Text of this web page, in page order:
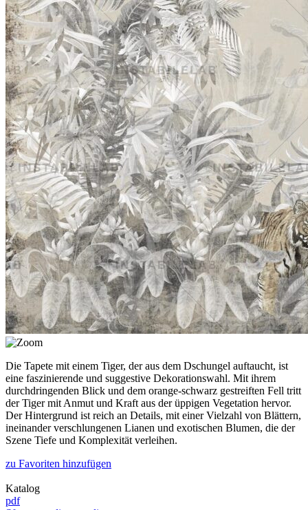
Die Tapete mit einem Tiger, der aus dem Dschungel auftaucht, ist
eine faszinierende und suggestive Dekorationswahl. Mit ihrem
durchdringenden Blick und dem orange-schwarz gestreiften Fell tritt
der Tiger mit Anmut und Kraft aus der üppigen Vegetation hervor.
Der Hintergrund ist reich an Details, mit einer Vielzahl von Blättern,
ineinander verschlungenen Lianen und exotischen Blumen, die der
Szene Tiefe und Komplexität verleihen.
zu Favoriten hinzufügen
Katalog
pdf